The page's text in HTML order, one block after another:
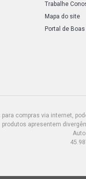
Trabalhe
Mapa do site
Portal de
compras via internet,
produtos apresentem